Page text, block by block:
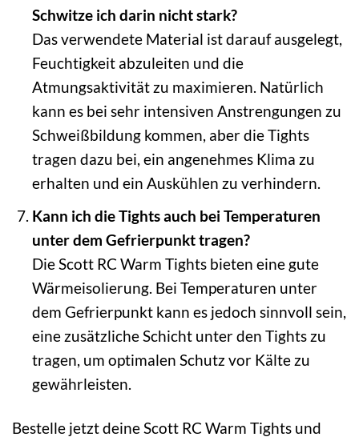
Schwitze ich darin nicht stark?
Das verwendete Material ist darauf ausgelegt,
Feuchtigkeit abzuleiten und die
Atmungsaktivität zu maximieren. Natürlich
kann es bei sehr intensiven Anstrengungen zu
Schweißbildung kommen, aber die Tights
tragen dazu bei, ein angenehmes Klima zu
erhalten und ein Auskühlen zu verhindern.
Kann ich die Tights auch bei Temperaturen
unter dem Gefrierpunkt tragen?
Die Scott RC Warm Tights bieten eine gute
Wärmeisolierung. Bei Temperaturen unter
dem Gefrierpunkt kann es jedoch sinnvoll sein,
eine zusätzliche Schicht unter den Tights zu
tragen, um optimalen Schutz vor Kälte zu
gewährleisten.
Bestelle jetzt deine Scott RC Warm Tights und